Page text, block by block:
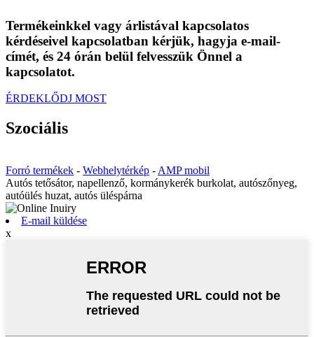
Termékeinkkel vagy árlistával kapcsolatos
kérdéseivel kapcsolatban kérjük, hagyja e-mail-
címét, és 24 órán belül felvesszük Önnel a
kapcsolatot.
ÉRDEKLŐDJ MOST
Szociális
Forró termékek - Webhelytérkép - AMP mobil
Autós tetősátor, napellenző, kormánykerék burkolat, autószőnyeg,
autóülés huzat, autós üléspárna
E-mail küldése
x